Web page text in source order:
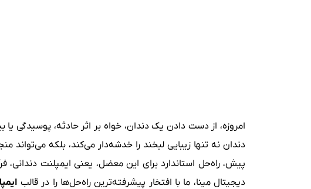
امروزه، از دست دادن یک دندان، خواه بر اثر حادثه، پوسیدگی
دندان نه تنها زیبایی لبخند را خدشه‌دار می‌کند، بلکه
پیش، راه‌حل استاندارد برای این معضل، یعنی ایمپلنت دندانی،
دیجیتال مینا، ما با افتخار پیشرفته‌ترین راه‌حل‌ها را در قالب